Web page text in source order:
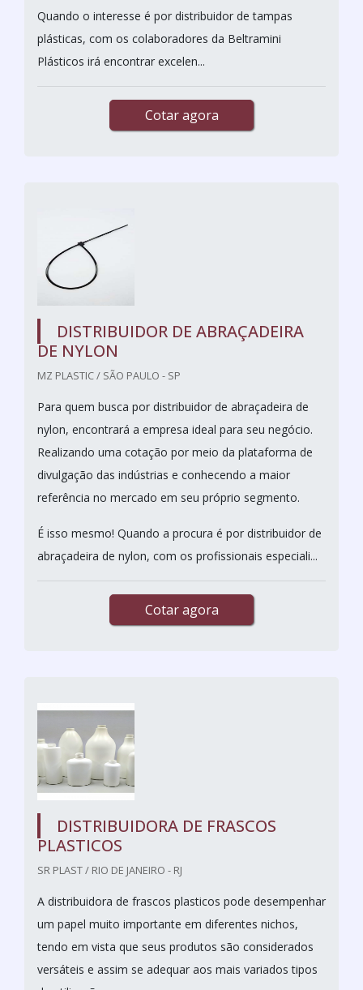
Quando o interesse é por distribuidor de tampas
plásticas, com os colaboradores da Beltramini
Plásticos irá encontrar excelen...
Cotar agora
DISTRIBUIDOR DE ABRAÇADEIRA
DE NYLON
MZ PLASTIC / SÃO PAULO - SP
Para quem busca por distribuidor de abraçadeira de
nylon, encontrará a empresa ideal para seu negócio.
Realizando uma cotação por meio da plataforma de
divulgação das indústrias e conhecendo a maior
referência no mercado em seu próprio segmento.
É isso mesmo! Quando a procura é por distribuidor de
abraçadeira de nylon, com os profissionais especiali...
Cotar agora
DISTRIBUIDORA DE FRASCOS
PLASTICOS
SR PLAST / RIO DE JANEIRO - RJ
A distribuidora de frascos plasticos pode desempenhar
um papel muito importante em diferentes nichos,
tendo em vista que seus produtos são considerados
versáteis e assim se adequar aos mais variados tipos